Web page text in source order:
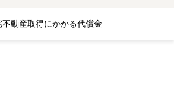
不動産取得にかかる代償金